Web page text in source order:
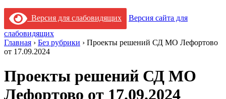
Версия для слабовидящих
Версия сайта для
слабовидящих
Главная › Без рубрики › Проекты решений СД МО Лефортово
от 17.09.2024
Проекты решений СД МО
Лефортово от 17.09.2024